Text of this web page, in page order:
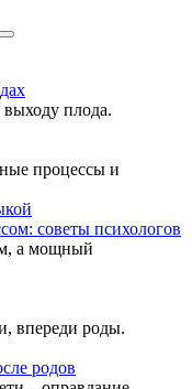
плода.
процессы и
советы психологов
а мощный
впереди роды.
родов